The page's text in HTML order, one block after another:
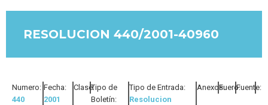
RESOLUCION 440/2001-40960
Numero:
440
Fecha:
2001
Clase:Tipo de
Boletín:
Tipo de Entrada:
Resolucion
Anexos:Fuero:Fuente: